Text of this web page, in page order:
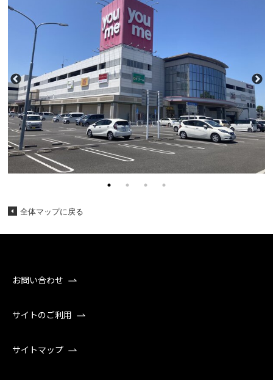
全体マップに戻る
お問い合わせ
サイトのご利用
サイトマップ